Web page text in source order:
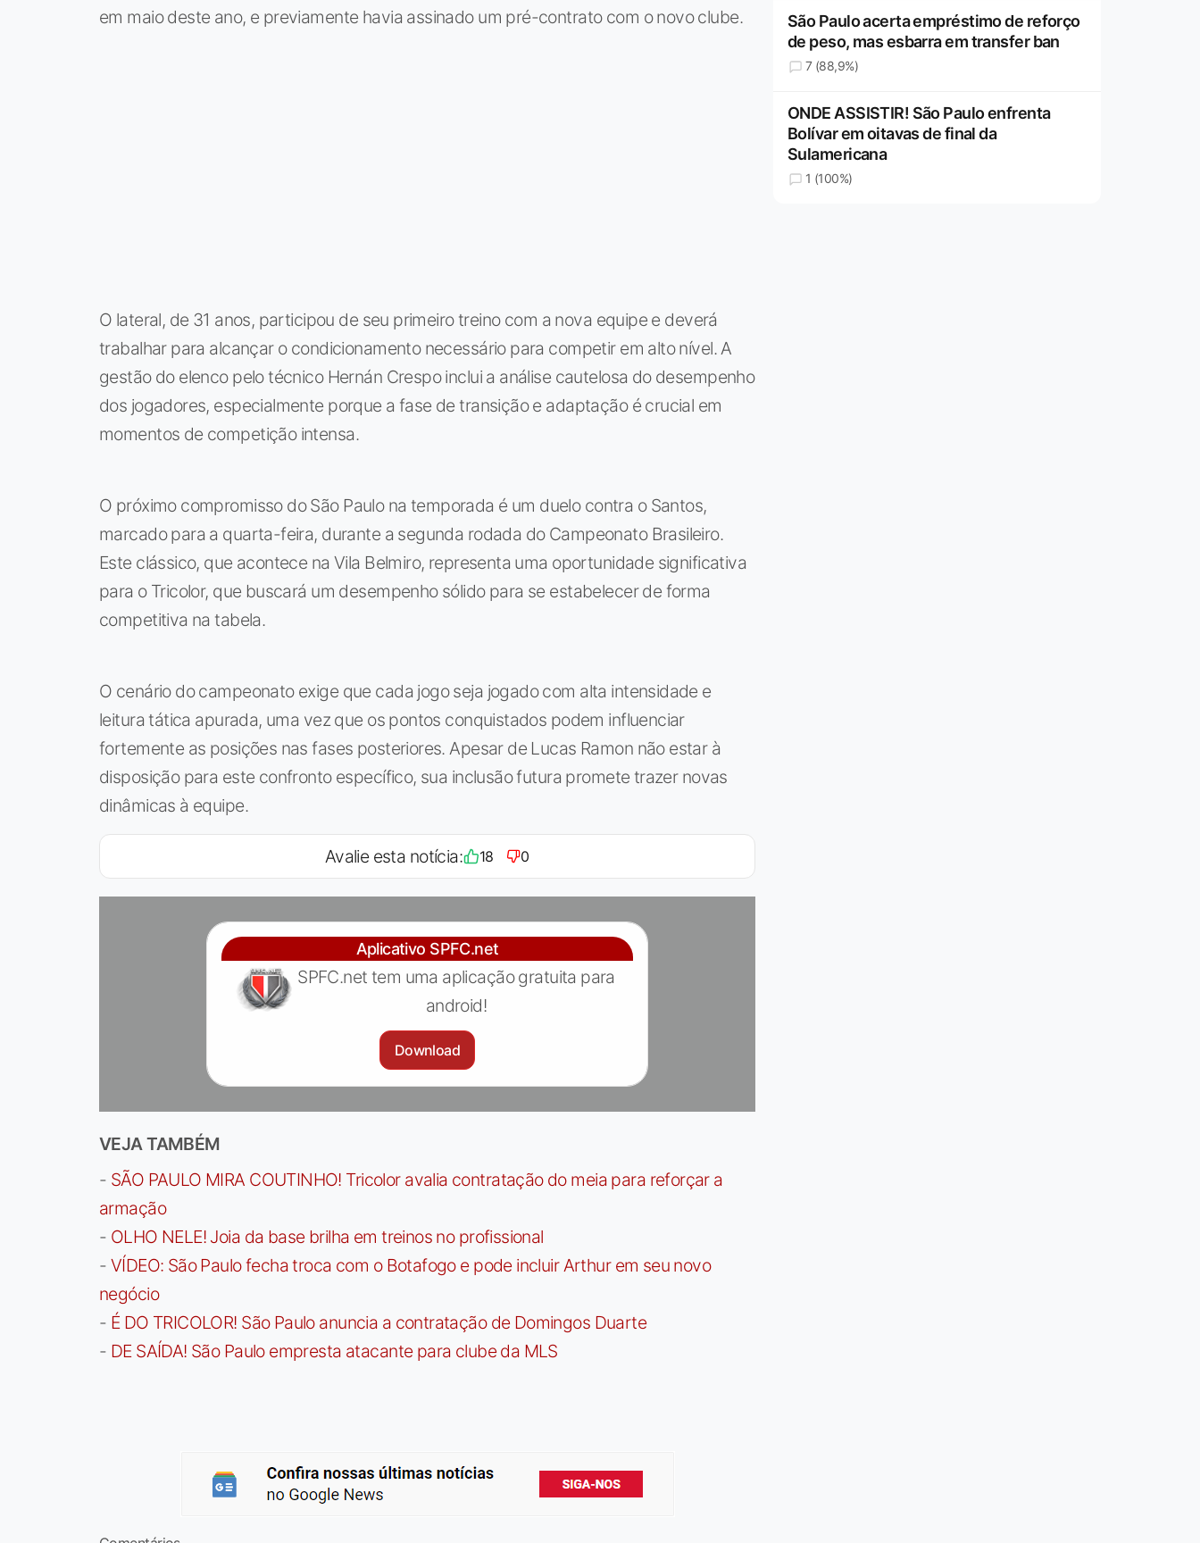
em maio deste ano, e previamente havia assinado um pré-contrato com o novo clube.
O lateral, de 31 anos, participou de seu primeiro treino com a nova equipe e deverá
trabalhar para alcançar o condicionamento necessário para competir em alto nível. A
gestão do elenco pelo técnico Hernán Crespo inclui a análise cautelosa do desempenho
dos jogadores, especialmente porque a fase de transição e adaptação é crucial em
momentos de competição intensa.
O próximo compromisso do São Paulo na temporada é um duelo contra o Santos,
marcado para a quarta-feira, durante a segunda rodada do Campeonato Brasileiro.
Este clássico, que acontece na Vila Belmiro, representa uma oportunidade significativa
para o Tricolor, que buscará um desempenho sólido para se estabelecer de forma
competitiva na tabela.
O cenário do campeonato exige que cada jogo seja jogado com alta intensidade e
leitura tática apurada, uma vez que os pontos conquistados podem influenciar
fortemente as posições nas fases posteriores. Apesar de Lucas Ramon não estar à
disposição para este confronto específico, sua inclusão futura promete trazer novas
dinâmicas à equipe.
Avalie esta notícia: 18 0
Aplicativo SPFC.net
SPFC.net tem uma aplicação gratuita para
android!
Download
VEJA TAMBÉM
- SÃO PAULO MIRA COUTINHO! Tricolor avalia contratação do meia para reforçar a
armação
- OLHO NELE! Joia da base brilha em treinos no profissional
- VÍDEO: São Paulo fecha troca com o Botafogo e pode incluir Arthur em seu novo
negócio
- É DO TRICOLOR! São Paulo anuncia a contratação de Domingos Duarte
- DE SAÍDA! São Paulo empresta atacante para clube da MLS
São Paulo acerta empréstimo de reforço
de peso, mas esbarra em transfer ban
7 (88,9%)
ONDE ASSISTIR! São Paulo enfrenta
Bolívar em oitavas de final da
Sulamericana
1 (100%)